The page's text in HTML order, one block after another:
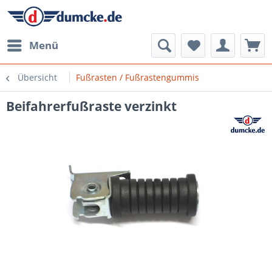
Menü
Übersicht Fußrasten / Fußrastengummis
Beifahrerfußraste verzinkt